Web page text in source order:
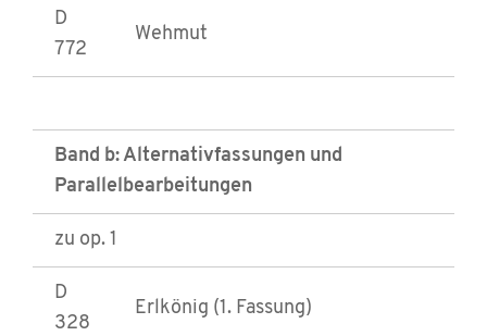
D
772
Wehmut
Band b: Alternativfassungen und
Parallelbearbeitungen
zu op. 1
D
328
Erlkönig (1. Fassung)